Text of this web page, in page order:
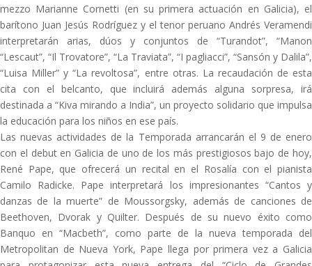
mezzo Marianne Cornetti (en su primera actuación en Galicia), el
barítono Juan Jesús Rodríguez y el tenor peruano Andrés Veramendi
interpretarán arias, dúos y conjuntos de “Turandot”, “Manon
“Lescaut”, “Il Trovatore”, “La Traviata”, “I pagliacci”, “Sansón y Dalila”,
“Luisa Miller” y “La revoltosa”, entre otras. La recaudación de esta
cita con el belcanto, que incluirá además alguna sorpresa, irá
destinada a “Kiva mirando a India”, un proyecto solidario que impulsa
la educación para los niños en ese país.
Las nuevas actividades de la Temporada arrancarán el 9 de enero
con el debut en Galicia de uno de los más prestigiosos bajo de hoy,
René Pape, que ofrecerá un recital en el Rosalía con el pianista
Camilo Radicke. Pape interpretará los impresionantes “Cantos y
danzas de la muerte” de Moussorgsky, además de canciones de
Beethoven, Dvorak y Quilter. Después de su nuevo éxito como
Banquo en “Macbeth”, como parte de la nueva temporada del
Metropolitan de Nueva York, Pape llega por primera vez a Galicia